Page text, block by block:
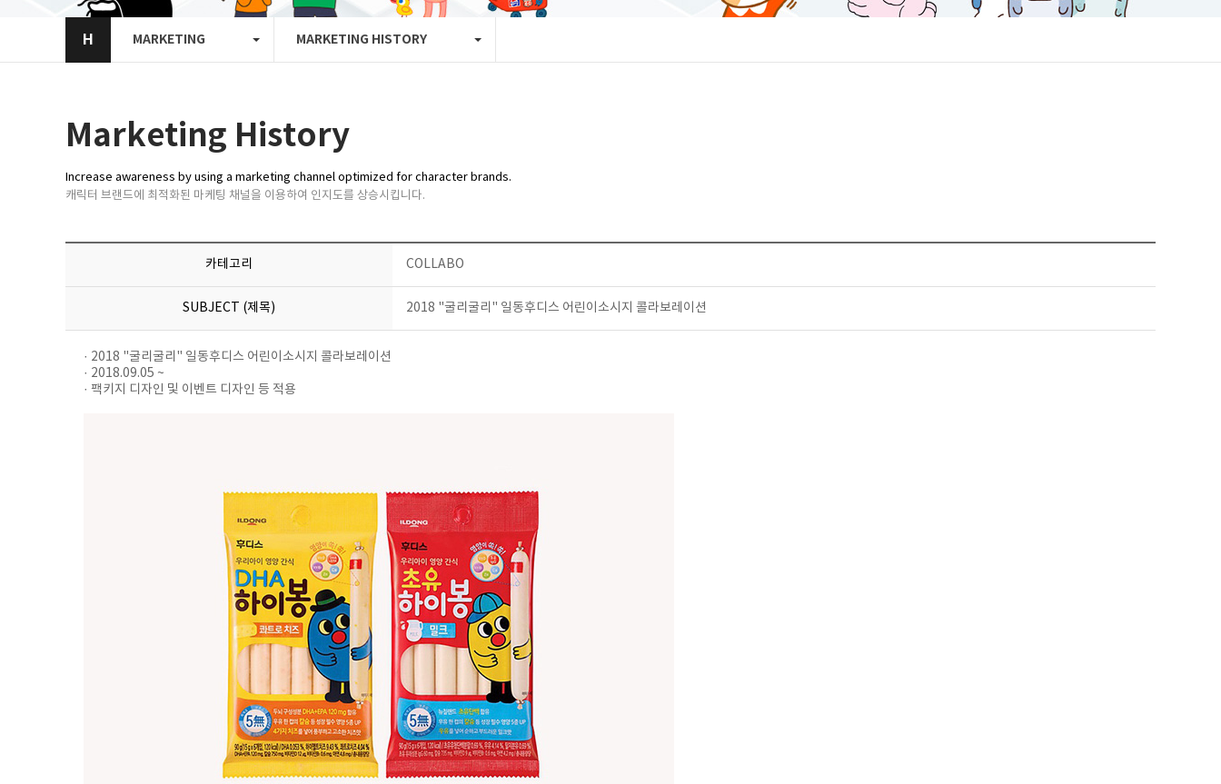
H MARKETING MARKETING HISTORY
Marketing History
Increase awareness by using a marketing channel optimized for character brands.
캐릭터 브랜드에 최적화된 마케팅 채널을 이용하여 인지도를 상승시킵니다.
카테고리 COLLABO
SUBJECT (제목) 2018 "굴리굴리" 일동후디스 어린이소시지 콜라보레이션
· 2018 "굴리굴리" 일동후디스 어린이소시지 콜라보레이션
· 2018.09.05 ~
· 팩키지 디자인 및 이벤트 디자인 등 적용